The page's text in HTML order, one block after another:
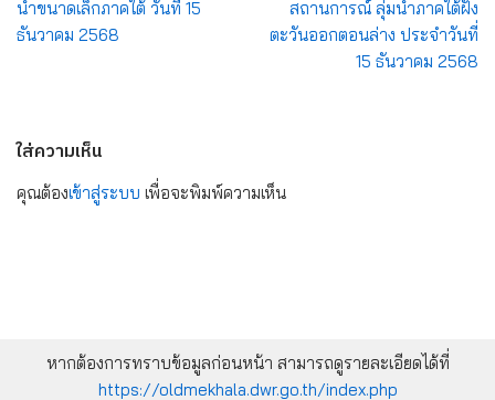
น้ำขนาดเล็กภาคใต้ วันที่ 15
ธันวาคม 2568
สถานการณ์ ลุ่มน้ำภาคใต้ฝั่ง
ตะวันออกตอนล่าง ประจำวันที่
15 ธันวาคม 2568
ใส่ความเห็น
คุณต้องเข้าสู่ระบบ เพื่อจะพิมพ์ความเห็น
หากต้องการทราบข้อมูลก่อนหน้า สามารถดูรายละเอียดได้ที่
https://oldmekhala.dwr.go.th/index.php